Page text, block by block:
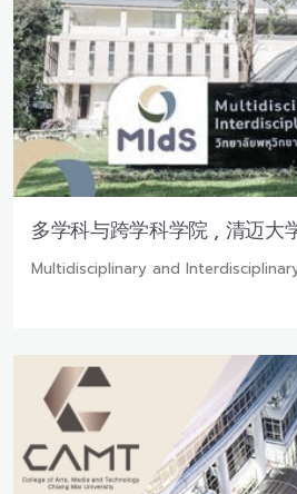
多学科与跨学科学院 , 清迈大
Multidisciplinary and